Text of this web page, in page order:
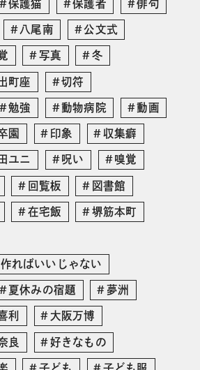
保護猫 保護者 俳句
八尾南 公文式
写真 冬
町座 切符
勉強 動物病院 動画
園 印象 収集癖
ユニ 呪い 嗅覚
回覧板 図書館
在宅飯 堺筋本町
ればいいじゃない
夏休みの宿題 夢洲
利 大阪万博
良 好きなもの